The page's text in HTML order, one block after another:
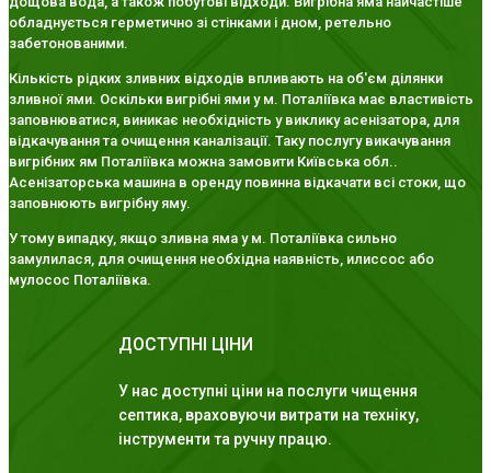
обладнується герметично зі стінками і дном, ретельно
забетонованими.
Кількість рідких зливних відходів впливають на об'єм ділянки
зливної ями. Оскільки вигрібні ями у м. Поталіївка має властивість
заповнюватися, виникає необхідність у виклику асенізатора, для
відкачування та очищення каналізації. Таку послугу викачування
вигрібних ям Поталіївка можна замовити Київська обл..
Асенізаторська машина в оренду повинна відкачати всі стоки, що
заповнюють вигрібну яму.
У тому випадку, якщо зливна яма у м. Поталіївка сильно
замулилася, для очищення необхідна наявність, илиссос або
мулосос Поталіївка.
ДОСТУПНІ ЦІНИ
У нас доступні ціни на послуги чищення
септика, враховуючи витрати на техніку,
інструменти та ручну працю.